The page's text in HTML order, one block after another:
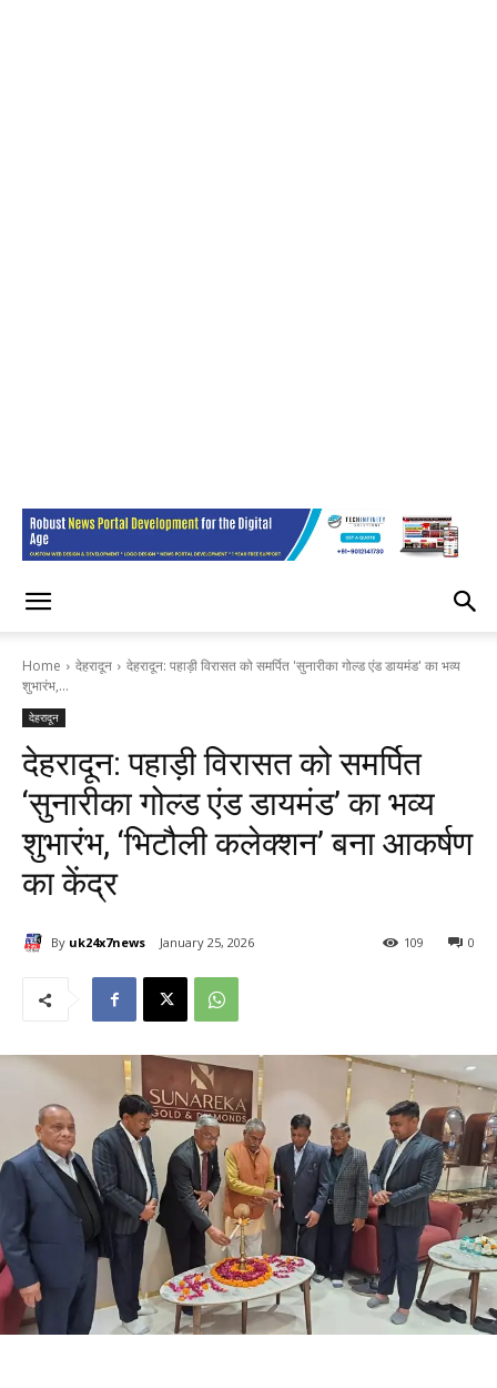
Home देहरादून
देहरादून: पहाड़ी विरासत को समर्पित 'सुनारीका गोल्ड एंड डायमंड' का भव्य
शुभारंभ,...
देहरादून
देहरादून: पहाड़ी विरासत को समर्पित
‘सुनारीका गोल्ड एंड डायमंड’ का भव्य
शुभारंभ, ‘भिटौली कलेक्शन’ बना आकर्षण
का केंद्र
By uk24x7news January 25, 2026 0
109